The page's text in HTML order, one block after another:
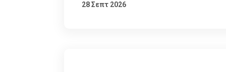
28 Σεπτ 2026